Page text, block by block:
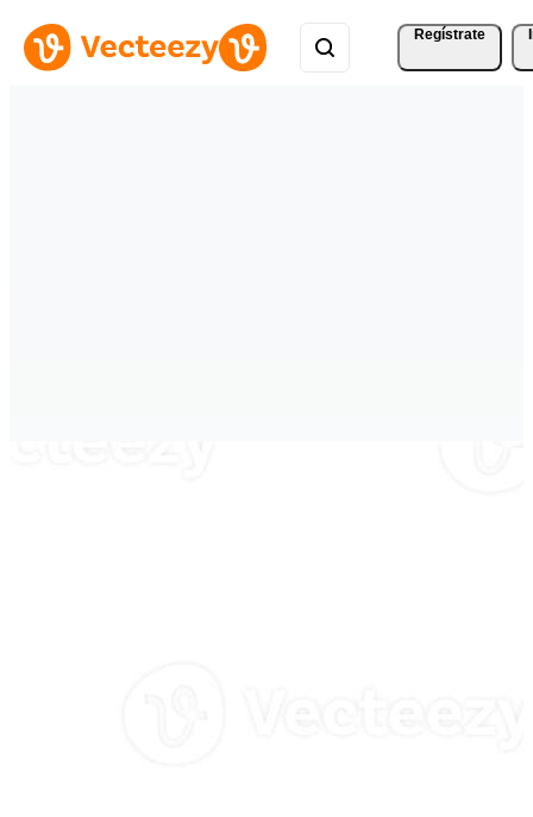
Regístrate